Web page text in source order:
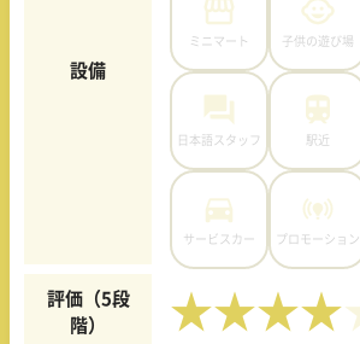
設備
ミニマート 子供の遊び場
日本語スタッフ 駅近
サービスカー プロモーション
評価（5段
階）
★★★★